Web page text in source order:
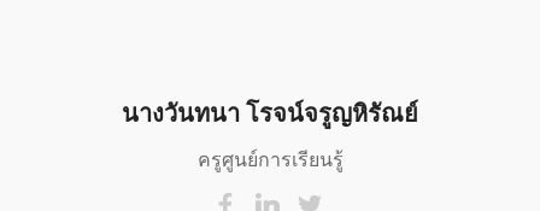
นางวันทนา โรจน์จรูญหิรัณย์
ครูศูนย์การเรียนรู้